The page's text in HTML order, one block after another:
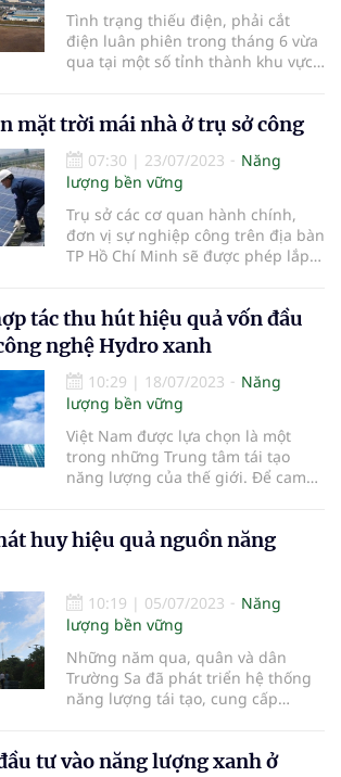
Tình trạng thiếu điện, phải cắt
điện luân phiên trong tháng 6 vừa
qua tại một số tỉnh thành khu vực
chuyện chuyển hướng từ sử dụng
năng lượng tái tạo. Việc chuyển
mặt trời mái nhà ở trụ sở công
07:30 | 23/07/2023
Năng
lượng bền vững
Trụ sở các cơ quan hành chính,
đơn vị sự nghiệp công trên địa bàn
TP Hồ Chí Minh sẽ được phép lắp
dung tại Nghị quyết số 98 về thí
điểm một số cơ chế, chính sách
đặc thù phát triển TP Hồ Chí M
tác thu hút hiệu quả vốn đầu
nghệ Hydro xanh
10:29 | 18/07/2023
Năng
lượng bền vững
Việt Nam được lựa chọn là một
trong những Trung tâm tái tạo
năng lượng của thế giới. Để cam
Việt Nam cần tích cực tham gia các
huy hiệu quả nguồn năng
10:19 | 05/07/2023
Năng
lượng bền vững
Những năm qua, quân và dân
Trường Sa đã phát triển hệ thống
năng lượng tái tạo, cung cấp
xuất và sinh hoạt, góp phần bảo vệ
tư vào năng lượng xanh ở